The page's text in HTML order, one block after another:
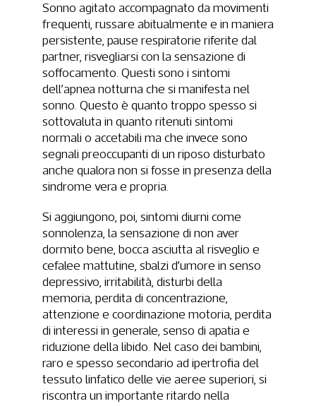
Sonno agitato accompagnato da movimenti
frequenti, russare abitualmente e in maniera
persistente, pause respiratorie riferite dal
partner, risvegliarsi con la sensazione di
soffocamento. Questi sono i sintomi
dell’apnea notturna che si manifesta nel
sonno. Questo è quanto troppo spesso si
sottovaluta in quanto ritenuti sintomi
normali o accetabili ma che invece sono
segnali preoccupanti di un riposo disturbato
anche qualora non si fosse in presenza della
sindrome vera e propria.
Si aggiungono, poi, sintomi diurni come
sonnolenza, la sensazione di non aver
dormito bene, bocca asciutta al risveglio e
cefalee mattutine, sbalzi d’umore in senso
depressivo, irritabilità, disturbi della
memoria, perdita di concentrazione,
attenzione e coordinazione motoria, perdita
di interessi in generale, senso di apatia e
riduzione della libido. Nel caso dei bambini,
raro e spesso secondario ad ipertrofia del
tessuto linfatico delle vie aeree superiori, si
riscontra un importante ritardo nella